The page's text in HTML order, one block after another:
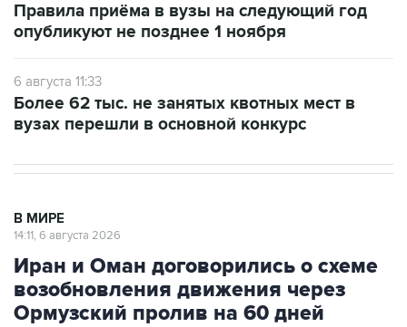
Правила приёма в вузы на следующий год
опубликуют не позднее 1 ноября
6 августа 11:33
Более 62 тыс. не занятых квотных мест в
вузах перешли в основной конкурс
В МИРЕ
14:11, 6 августа 2026
Иран и Оман договорились о схеме
возобновления движения через
Ормузский пролив на 60 дней